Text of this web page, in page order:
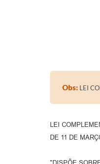
Obs: LEI
LEI
DE 11 DE